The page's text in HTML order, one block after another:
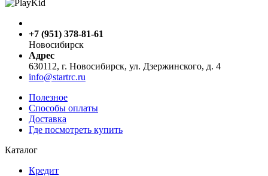
+7 (951) 378-81-61
Новосибирск
Адрес
630112, г. Новосибирск, ул. Дзержинского, д. 4
info@startrc.ru
Полезное
Способы оплаты
Доставка
Где посмотреть купить
Каталог
Кредит